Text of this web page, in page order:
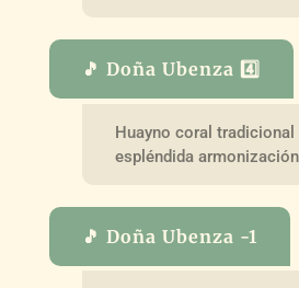
🎵 Doña Ubenza 4️⃣
Huayno coral tradicional
espléndida armonización
🎵 Doña Ubenza -1